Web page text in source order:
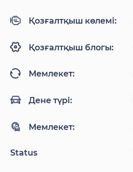
Қозғалтқыш көлемі:
Қозғалтқыш блогы:
Мемлекет:
Дене түрі:
Мемлекет:
Status